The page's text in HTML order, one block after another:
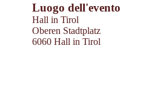
Luogo dell'evento
Hall in Tirol
Oberen Stadtplatz
6060 Hall in Tirol